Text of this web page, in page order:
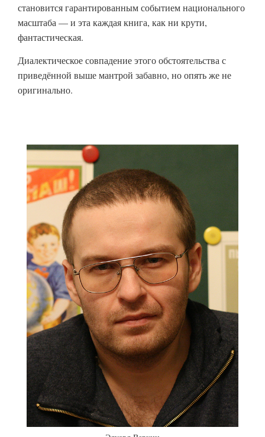
становится гарантированным событием национального
масштаба — и эта каждая книга, как ни крути,
фантастическая.
Диалектическое совпадение этого обстоятельства с
приведённой выше мантрой забавно, но опять же не
оригинально.